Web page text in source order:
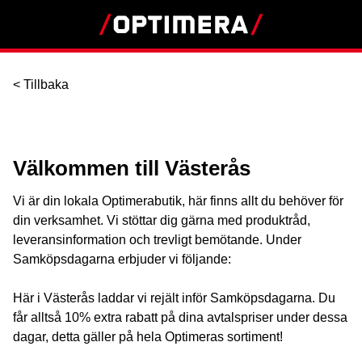
< Tillbaka
Välkommen till Västerås
Vi är din lokala Optimerabutik, här finns allt du behöver för
din verksamhet. Vi stöttar dig gärna med produktråd,
leveransinformation och trevligt bemötande. Under
Samköpsdagarna erbjuder vi följande:
Här i Västerås laddar vi rejält inför Samköpsdagarna. Du
får alltså 10% extra rabatt på dina avtalspriser under dessa
dagar, detta gäller på hela Optimeras sortiment!